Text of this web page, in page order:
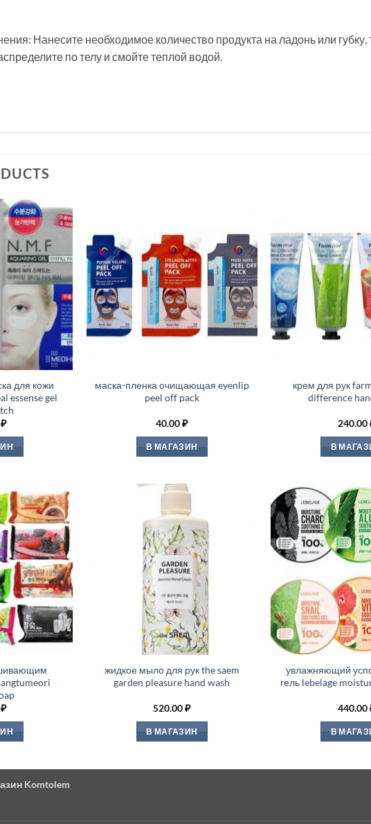
Нанесите необходимое количество продукта на ладонь или
по телу и смойте теплой водой.
для кожи
essense gel
₽
маска-пленка очищающая eyenlip
peel off pack
40.00₽
В МАГАЗИН
крем для рук
difference
240.00
В
₽
жидкое мыло для рук the saem
garden pleasure hand wash
520.00₽
В МАГАЗИН
увлажняющий
гель lebelage
440.00
В
Komtolem